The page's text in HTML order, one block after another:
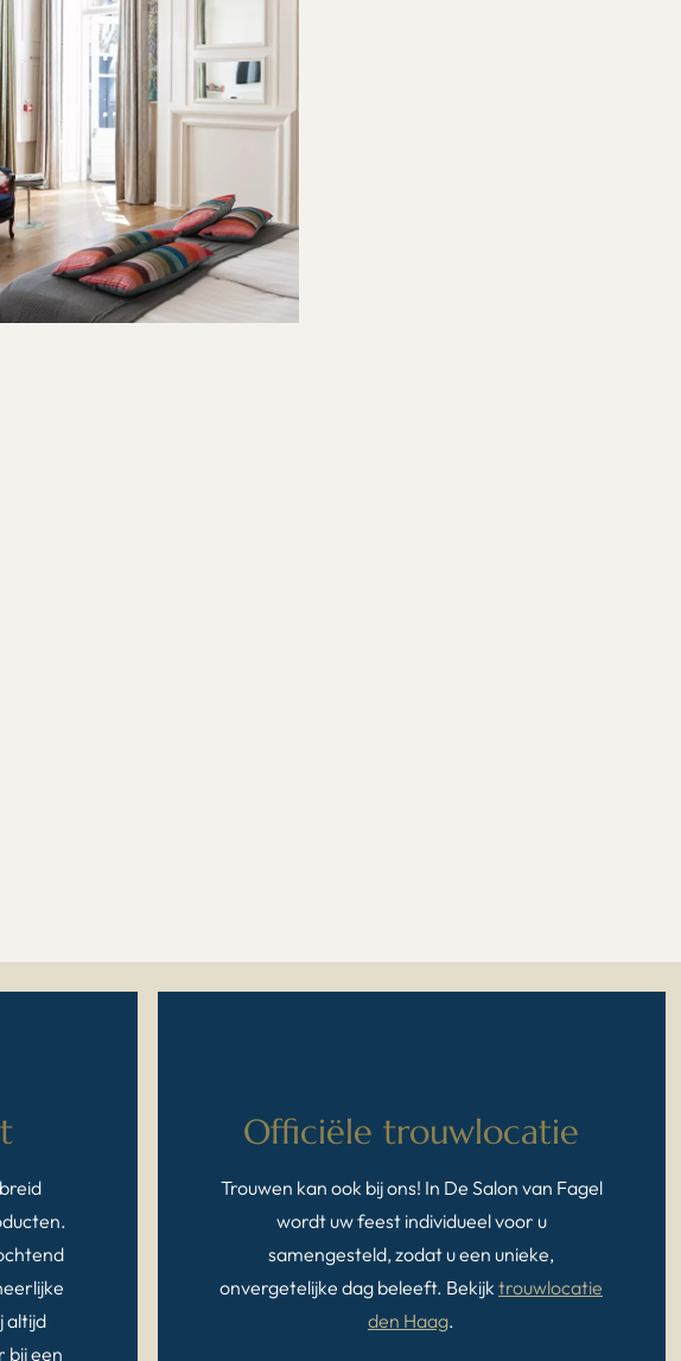
altijd
bij een
Officiële trouwlocatie
Trouwen kan ook bij ons! In De Salon van Fagel
wordt uw feest individueel voor u
samengesteld, zodat u een unieke,
onvergetelijke dag beleeft. Bekijktrouwlocatie
den Haag.